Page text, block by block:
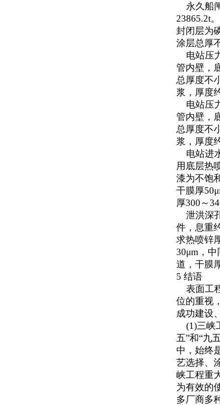
永久船
23865.2t
封闭层为
涂层总厚
电站压
管内壁，
总厚度不
浆，厚度
电站压
管内壁，
总厚度不
浆，厚度
电站进
用底层热
漆为不饱
干膜厚
厚300～
泄洪深
件，息重
求热喷锌
30μm，
道，干膜
5 结语
表面工
位的重视
成功建设
(1)三峡
五”和“九
中，始终
艺选择、
峡工程重
为有效的
多厂商多